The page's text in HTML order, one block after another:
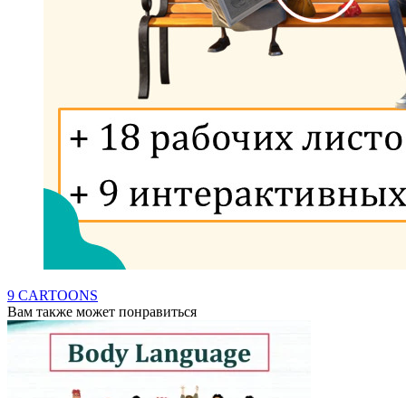
9 CARTOONS
Вам также может понравиться